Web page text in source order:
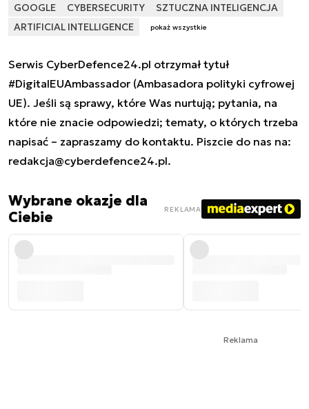
GOOGLE CYBERSECURITY
SZTUCZNA INTELIGENCJA
ARTIFICIAL INTELLIGENCE
pokaż wszystkie
Serwis CyberDefence24.pl otrzymał tytuł
#DigitalEUAmbassador (Ambasadora polityki cyfrowej
UE). Jeśli są sprawy, które Was nurtują; pytania, na
które nie znacie odpowiedzi; tematy, o których trzeba
napisać – zapraszamy do kontaktu. Piszcie do nas na:
redakcja@cyberdefence24.pl.
Wybrane okazje dla
Ciebie
REKLAMA
Reklama